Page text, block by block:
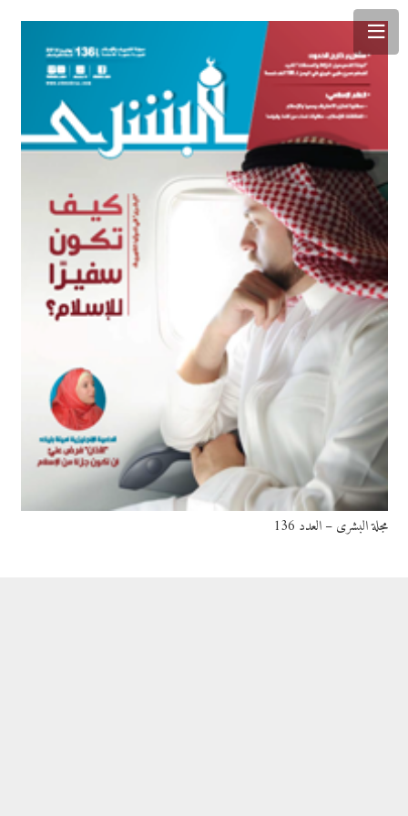
مجلة البشرى – العدد 136